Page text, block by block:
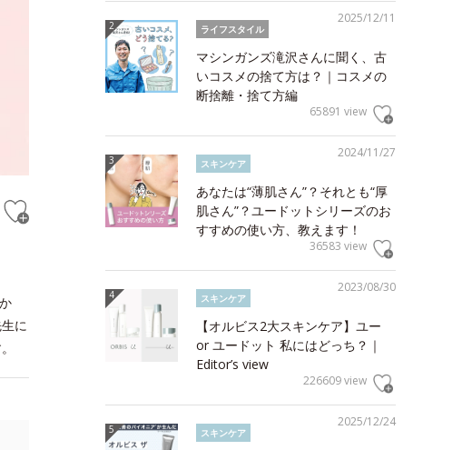
に
2025/12/11
ライフスタイル
マシンガンズ滝沢さんに聞く、古
いコスメの捨て方は？｜コスメの
断捨離・捨て方編
65891 view
2024/11/27
スキンケア
あなたは“薄肌さん”？それとも“厚
肌さん”？ユードットシリーズのお
すすめの使い方、教えます！
36583 view
2023/08/30
スキンケア
【オルビス2大スキンケア】ユー
or ユードット 私にはどっち？｜
Editor’s view
226609 view
2025/12/24
スキンケア